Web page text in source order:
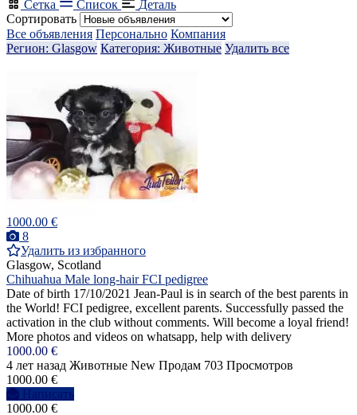
Сетка
Список
Деталь
Сортировать
Все объявления Персонально Компания
Регион: Glasgow Категория: Животные Удалить все
1000.00 €
8
Удалить из избранного
Glasgow, Scotland
Chihuahua Male long-hair FCI pedigree
Date of birth 17/10/2021 Jean-Paul is in search of the best parents in
the World! FCI pedigree, excellent parents. Successfully passed the
activation in the club without comments. Will become a loyal friend!
More photos and videos on whatsapp, help with delivery
1000.00 €
4 лет назад Животные New Продам 703 Просмотров
1000.00 €
Написать
1000.00 €